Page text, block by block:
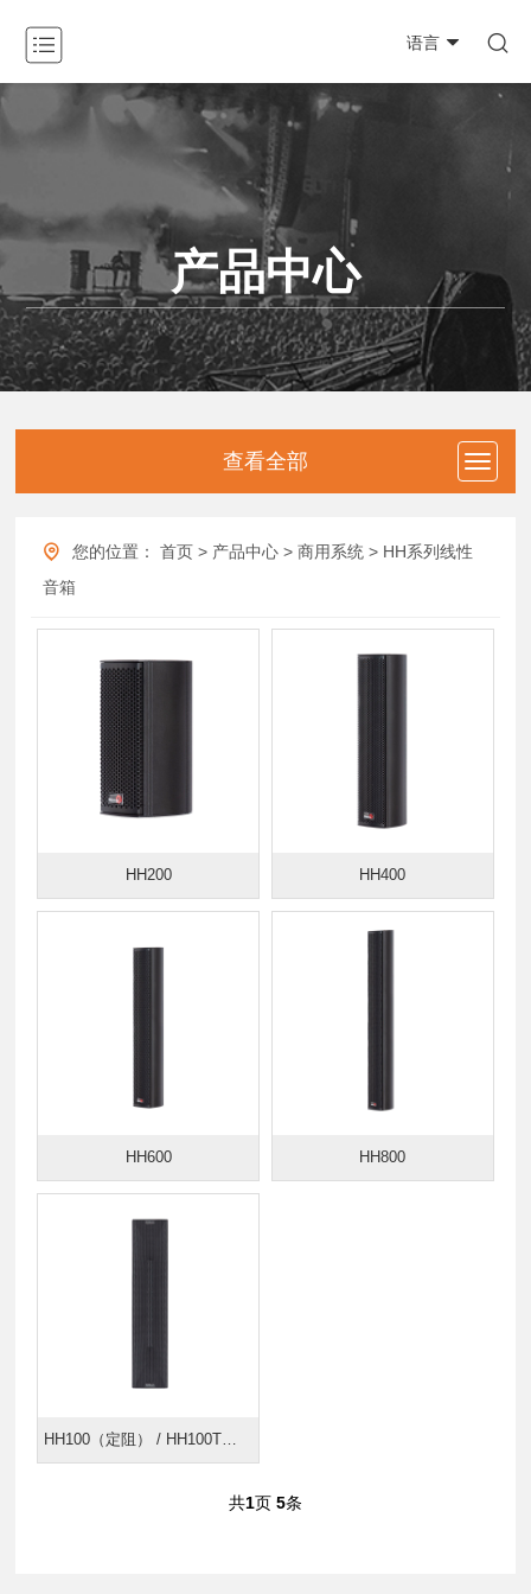
关于我们
新闻动态
工程案例 
资料下载
防伪查询
语言 
产品中心
查看全部
您的位置： 首页 > 产品中心 >商用系统 > HH系列线性
音箱
HH200 HH400
HH600 HH800
共1页 5条